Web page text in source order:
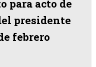
para acto de
presidente
febrero